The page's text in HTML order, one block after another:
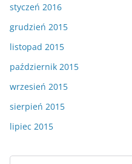
styczeń 2016
grudzień 2015
listopad 2015
październik 2015
wrzesień 2015
sierpień 2015
lipiec 2015